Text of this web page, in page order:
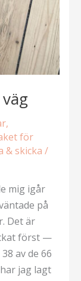
,
för
& skicka /
mig igår
på
Det är
först —
av de 66
jag lagt